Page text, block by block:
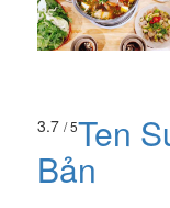
3.7 / 5Ten
Bản